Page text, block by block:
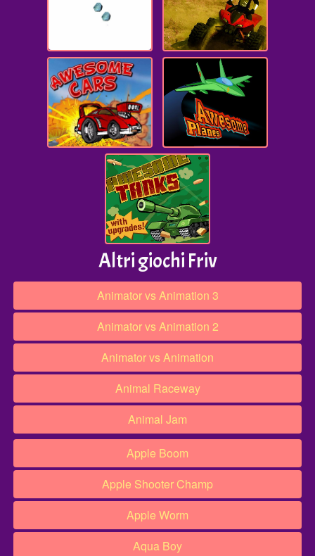
Altri giochi Friv
Animator vs Animation 3
Animator vs Animation 2
Animator vs Animation
Animal Raceway
Animal Jam
Apple Boom
Apple Shooter Champ
Apple Worm
Aqua Boy